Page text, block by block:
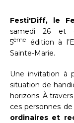
Festi'Diff, le
samedi 26 et
5ème
édition à
Sainte-Marie.
Une invitation à
situation de
horizons. À
ces personnes de
ordinaires et